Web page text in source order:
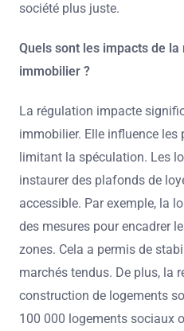
société plus juste.
Quels sont les impacts de
immobilier ?
La régulation impacte
immobilier. Elle influence les
limitant la spéculation. Les
instaurer des plafonds de
accessible. Par exemple, la
des mesures pour encadrer
zones. Cela a permis de
marchés tendus. De plus, la
construction de logements
100 000 logements sociaux